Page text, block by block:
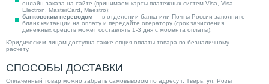
онлайн-заказа на сайте (принимаем карты платежных систем Visa, Visa
Electron, MasterCard, Maestro);
банковским переводом — в отделении банка или Почты России заполните
бланк квитанции на оплату и передайте оператору (срок зачисления
денежных средств может составлять 1-3 дня с момента оплаты).
Юридическим лицам доступна также опция оплаты товара по безналичному
расчету.
СПОСОБЫ ДОСТАВКИ
Оплаченный товар можно забрать самовывозом по адресу г. Тверь, ул. Розы